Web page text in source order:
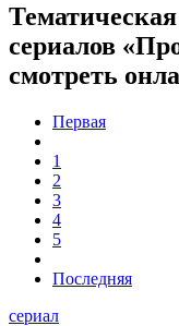
сериалов
смотреть
Первая
1
2
3
4
5
Последняя
сериал